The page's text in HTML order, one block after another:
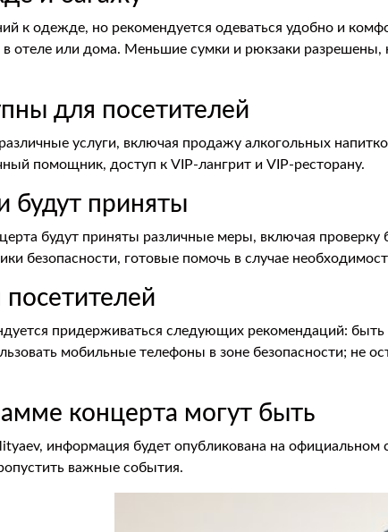
к одежде, но рекомендуется одеваться удобно и
отеле или дома. Меньшие сумки и рюкзаки разрешены,
для посетителей
услуги, включая продажу алкогольных
помощник, доступ к VIP-лангрит и VIP-ресторану.
будут приняты
будут приняты различные меры, включая
безопасности, готовые помочь в случае
придерживаться следующих рекомендаций: быть
мобильные телефоны в зоне безопасности; не
концерта могут быть
информация будет опубликована на официальном
важные события.